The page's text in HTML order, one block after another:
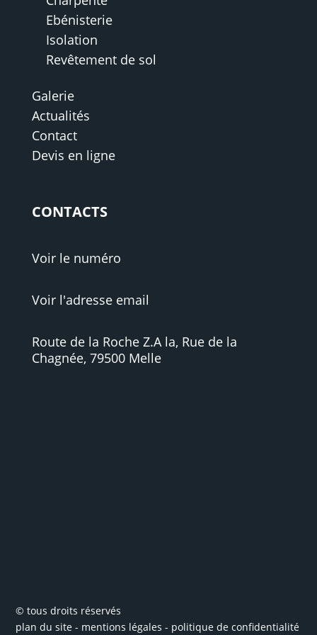
Ebénisterie
Isolation
Revêtement de sol
Galerie
Actualités
Contact
Devis en ligne
CONTACTS
Voir le numéro
Voir l'adresse email
Route de la Roche Z.A la, Rue de la
Chagnée, 79500 Melle
© tous droits réservés
plan du site - mentions légales- politique de confidentialité